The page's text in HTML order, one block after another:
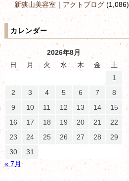
新狭山美容室｜アクトブログ(1,086)
カレンダー
2026年8月
日
月 火 水 木 金
土
1
2
3 4 5 6 7
8
9
10 11 12 13 14
15
16
17 18 19 20 21
22
23
24 25 26 27 28
29
30
31
« 7月